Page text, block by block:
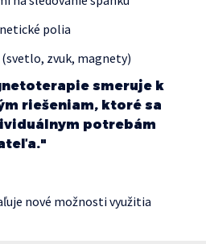
polia
zvuk, magnety)
smeruje k
riešeniam, ktoré sa
potrebám
nové možnosti využitia